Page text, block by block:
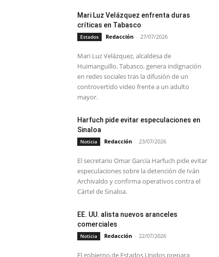
Mari Luz Velázquez enfrenta duras
críticas en Tabasco
Estados Redacción - 27/07/2026
Mari Luz Velázquez, alcaldesa de
Huimanguillo, Tabasco, genera indignación
en redes sociales tras la difusión de un
controvertido video frente a un adulto
mayor.
Harfuch pide evitar especulaciones en
Sinaloa
Noticia Redacción - 23/07/2026
El secretario Omar García Harfuch pide evitar
especulaciones sobre la detención de Iván
Archivaldo y confirma operativos contra el
Cártel de Sinaloa.
EE. UU. alista nuevos aranceles
comerciales
Noticia Redacción - 22/07/2026
El gobierno de Estados Unidos prepara